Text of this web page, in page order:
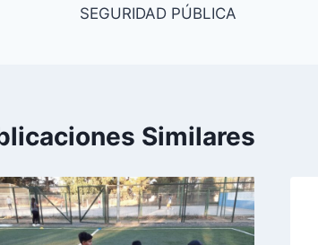
SEGURIDAD PÚBLICA
Similares